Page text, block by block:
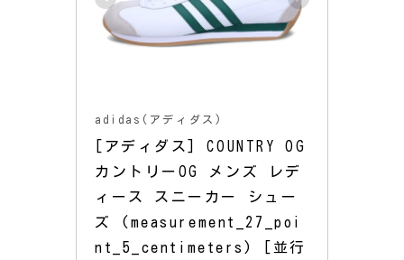
adidas(アディダス)
[アディダス] COUNTRY OG
カントリーOG メンズ レデ
ィース スニーカー シュー
ズ (measurement_27_poi
nt_5_centimeters) [並行